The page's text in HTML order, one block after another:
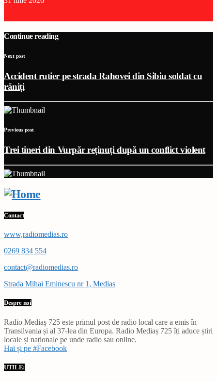
Continue reading
Next post
Accident rutier pe strada Rahovei din Sibiu soldat cu
răniți
Previous post
Trei tineri din Vurpăr reținuți după un conflict violent
Contact
www,radiomedias.ro
0269 834 554
contact@radiomedias.ro
Strada Mihai Eminescu nr 1, Medias
Despre noi
Radio Mediaș 725 este primul post de radio local care a emis în
Transilvania și al 37-lea din Europa. Radio Mediaș 725 îți aduce știri
locale și naționale pe unde radio sau online.
Hai și pe #Facebook
UTILE: